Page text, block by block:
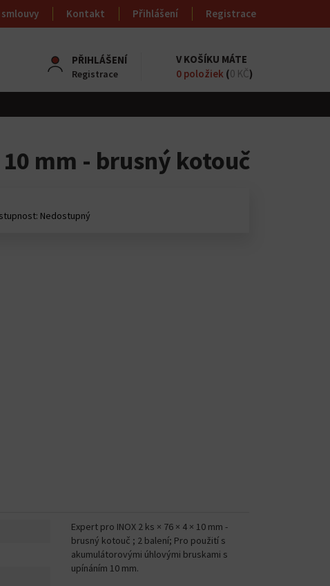
Kontakt Přihlášení Registrace
PŘIHLÁŠENÍ
Registrace
V KOŠÍKU MÁTE
0 položiek (0 KČ)
10 mm - brusný kotouč
Nedostupný
Expert pro INOX 2 ks × 76 × 4 × 10 mm -
brusný kotouč ; 2 balení; Pro použití s
akumulátorovými úhlovými bruskami s
upínáním 10 mm.